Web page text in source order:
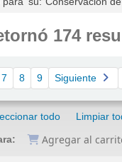
174
7 8 9 Siguiente
todo Limpiar
Agregar al